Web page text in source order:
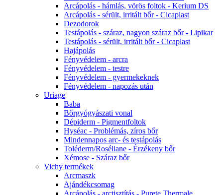
Arcápolás - hámlás, vörös foltok - Kerium DS
Arcápolás - sérült, irritált bőr - Cicaplast
Dezodorok
Testápolás - száraz, nagyon száraz bőr - Lipikar
Testápolás - sérült, irritált bőr - Cicaplast
Hajápolás
Fényvédelem - arcra
Fényvédelem - testre
Fényvédelem - gyermekeknek
Fényvédelem - napozás után
Uriage
Baba
Bőrgyógyászati vonal
Dépiderm - Pigmentfoltok
Hyséac - Problémás, zíros bőr
Mindennapos arc- és testápolás
Toléderm/Roséliane - Érzékeny bőr
Xémose - Száraz bőr
Vichy termékek
Arcmaszk
Ajándékcsomag
Arcápolás - arctisztítás - Purete Thermale